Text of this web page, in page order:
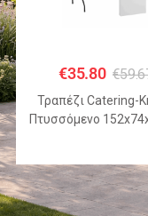
€35.80 €
Τραπέζι Catering-
Πτυσσόμενο